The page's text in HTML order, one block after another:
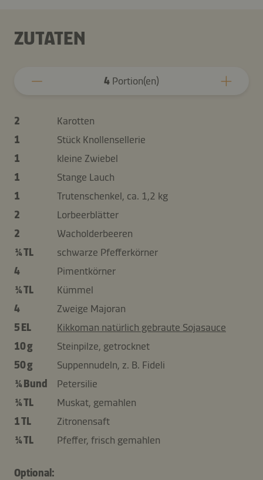
ZUTATEN
4 Portion(en)
2
Karotten
1
Stück Knollensellerie
1
kleine Zwiebel
1
Stange Lauch
1
Trutenschenkel, ca. 1,2 kg
2
Lorbeerblätter
2
Wacholderbeeren
¼ TL
schwarze Pfefferkörner
4
Pimentkörner
¼ TL
Kümmel
4
Zweige Majoran
5 EL
Kikkoman natürlich gebraute Sojasauce
10 g
Steinpilze, getrocknet
50 g
Suppennudeln, z. B. Fideli
¼ Bund
Petersilie
¼ TL
Muskat, gemahlen
1 TL
Zitronensaft
¼ TL
Pfeffer, frisch gemahlen
Optional: